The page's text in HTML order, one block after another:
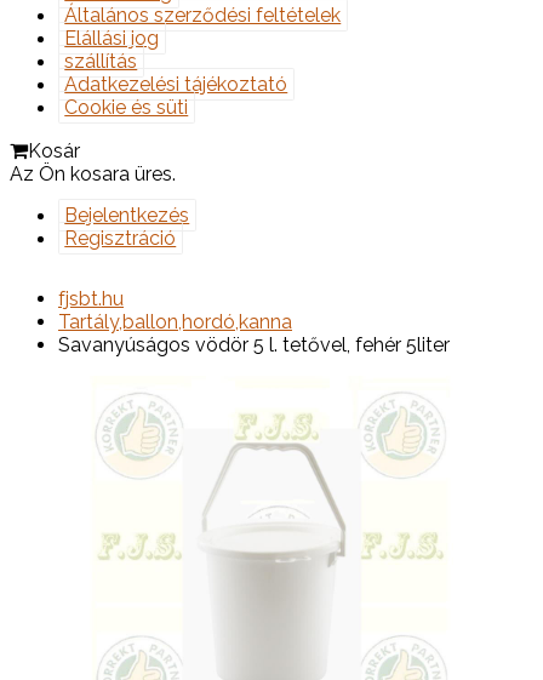
Általános szerződési feltételek
Elállási jog
szállítás
Adatkezelési tájékoztató
Cookie és süti
Kosár
Az Ön kosara üres.
Bejelentkezés
Regisztráció
fjsbt.hu
Tartály,ballon,hordó,kanna
Savanyúságos vödör 5 l. tetővel, fehér 5liter